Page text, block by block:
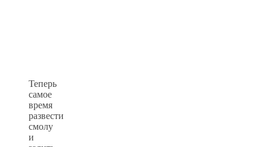
Теперь
самое
время
развести
смолу
и